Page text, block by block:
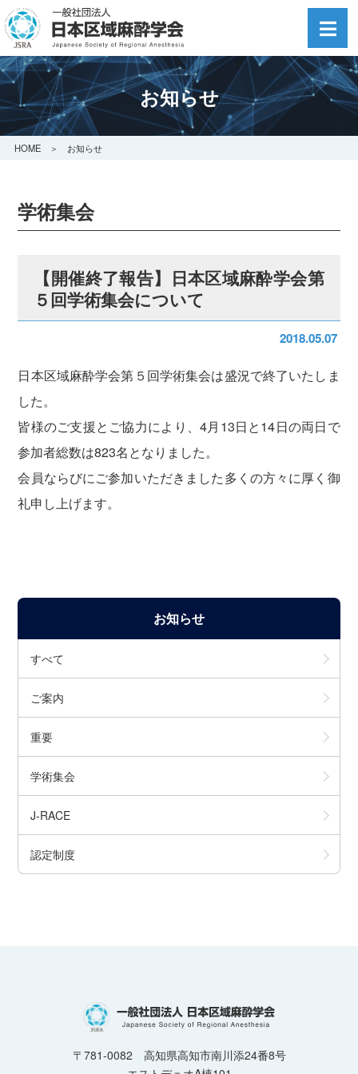
お知らせ
HOME＞ お知らせ
お知らせ
すべて
ご案内
重要
学術集会
J-RACE
認定制度
学術集会
【開催終了報告】日本区域麻酔学会第
５回学術集会について
2018.05.07
日本区域麻酔学会第５回学術集会は盛況で終了いたしま
した。
皆様のご支援とご協力により、4月13日と14日の両日で
参加者総数は823名となりました。
会員ならびにご参加いただきました多くの方々に厚く御
礼申し上げます。
〒781-0082 高知県高知市南川添24番8号